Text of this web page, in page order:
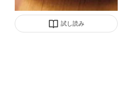
試し読み